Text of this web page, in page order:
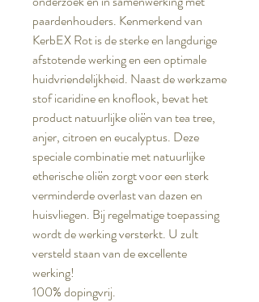
paardenhouders. Kenmerkend van
KerbEX Rot is de sterke en langdurige
afstotende werking en een optimale
huidvriendelijkheid. Naast de werkzame
stof icaridine en knoflook, bevat het
product natuurlijke oliën van tea tree,
anjer, citroen en eucalyptus. Deze
speciale combinatie met natuurlijke
etherische oliën zorgt voor een sterk
verminderde overlast van dazen en
huisvliegen. Bij regelmatige toepassing
wordt de werking versterkt. U zult
versteld staan van de excellente
werking!
100% dopingvrij.